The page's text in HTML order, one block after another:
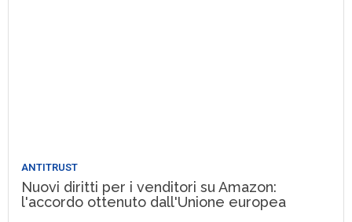
ANTITRUST
Nuovi diritti per i venditori su Amazon:
l'accordo ottenuto dall'Unione europea